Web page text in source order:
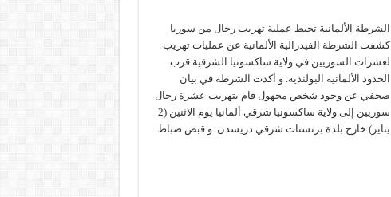
الشرطة الألمانية تحبط عملية تهريب رجال من سوريا
كشفت الشرطة الفيدرالية الألمانية عن عمليات تهريب
لعشرات السوريين في ولاية ساكسونيا الشرقية قرب
الحدود الألمانية البولندية. و أكدت الشرطة في بيان
صحفي عن وجود شخص مجهول قام بتهريب عشرة رجال
سوريين إلى ولاية ساكسونيا شرقي ألمانيا يوم الاثنين (2
يناير) خارج بلدة برنشتات شرقي دريسدن. و قبض ضباط